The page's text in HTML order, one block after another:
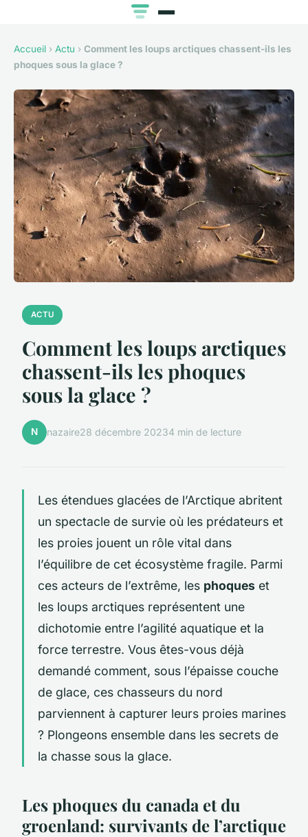
Accueil › Actu › Comment les loups arctiques chassent-ils les
phoques sous la glace ?
ACTU
Comment les loups arctiques
chassent-ils les phoques
sous la glace ?
N nazaire28 décembre 20234 min de lecture
Les étendues glacées de l’Arctique abritent
un spectacle de survie où les prédateurs et
les proies jouent un rôle vital dans
l’équilibre de cet écosystème fragile. Parmi
ces acteurs de l’extrême, les phoques et
les loups arctiques représentent une
dichotomie entre l’agilité aquatique et la
force terrestre. Vous êtes-vous déjà
demandé comment, sous l’épaisse couche
de glace, ces chasseurs du nord
parviennent à capturer leurs proies marines
? Plongeons ensemble dans les secrets de
la chasse sous la glace.
Les phoques du canada et du
groenland: survivants de l’arctique